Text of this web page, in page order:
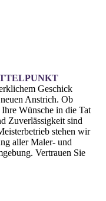
Geschick
Anstrich. Ob
Wünsche in die Tat
Zuverlässigkeit sind
stehen wir
aller Maler- und
Vertrauen Sie